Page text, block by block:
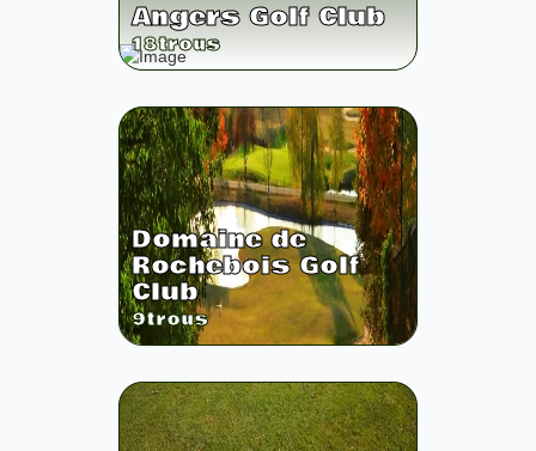
Angers Golf Club
18trous
Domaine de
Rochebois Golf
Club
9trous